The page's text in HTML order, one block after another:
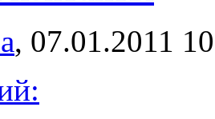
, 07.01.2011